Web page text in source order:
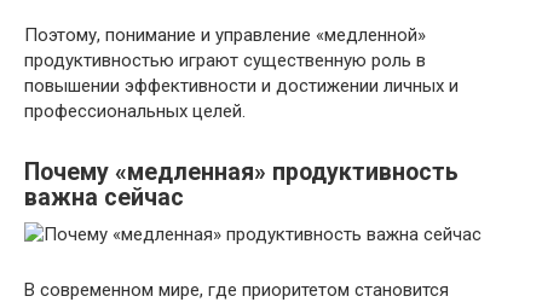
Поэтому, понимание и управление «медленной»
продуктивностью играют существенную роль в
повышении эффективности и достижении личных и
профессиональных целей.
Почему «медленная» продуктивность
важна сейчас
В современном мире, где приоритетом становится